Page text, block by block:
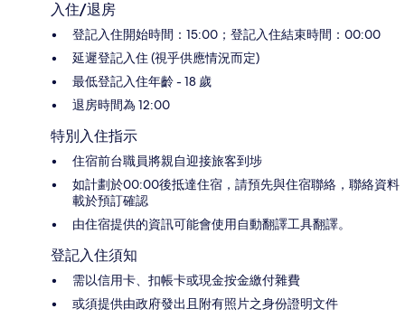
入住/退房
登記入住開始時間：15:00；登記入住結束時間：00:00
延遲登記入住 (視乎供應情況而定)
最低登記入住年齡 - 18 歲
退房時間為 12:00
特別入住指示
住宿前台職員將親自迎接旅客到埗
如計劃於00:00後抵達住宿，請預先與住宿聯絡，聯絡資料
載於預訂確認
由住宿提供的資訊可能會使用自動翻譯工具翻譯。
登記入住須知
需以信用卡、扣帳卡或現金按金繳付雜費
或須提供由政府發出且附有照片之身份證明文件